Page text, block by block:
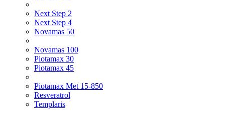
Next Step 2
Next Step 4
Novamas 50
Novamas 100
Piotamax 30
Piotamax 45
Piotamax Met 15-850
Resveratrol
Templaris